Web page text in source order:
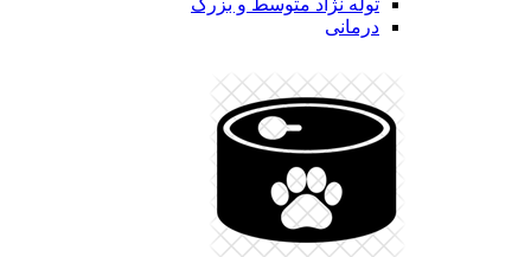
توله نژاد متوسط و بزرگ
درمانی